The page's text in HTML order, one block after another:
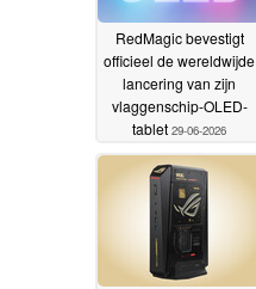
RedMagic bevestigt
officieel de wereldwijde
lancering van zijn
vlaggenschip-OLED-
tablet 29-06-2026